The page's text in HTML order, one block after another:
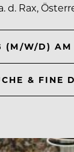
d. Rax,
(M/W/D) AM
& FINE